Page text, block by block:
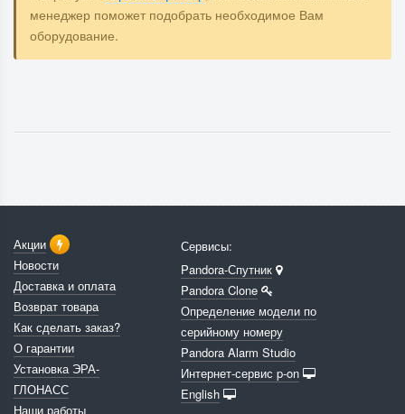
менеджер поможет подобрать необходимое Вам
оборудование.
Акции
Новости
Доставка и оплата
Возврат товара
Как сделать заказ?
О гарантии
Установка ЭРА-
ГЛОНАСС
Наши работы
Сервисы:
Pandora-Спутник
Pandora Clone
Определение модели по
серийному номеру
Pandora Alarm Studio
Интернет-сервис p-on
English